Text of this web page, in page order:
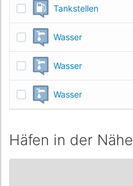
Tankstellen
Wasser
Wasser
Wasser
Häfen in der Nähe